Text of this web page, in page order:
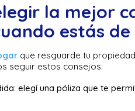
la mejor
estás de
que resguarde tu
seguir estos consejos:
elegí una póliza que te